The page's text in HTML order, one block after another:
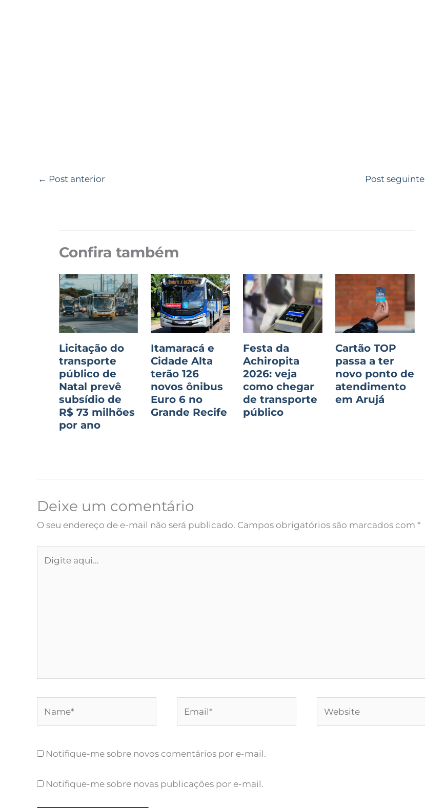
← Post anterior Post seguinte
Confira também
Licitação do
transporte
público de
Natal prevê
subsídio de
R$ 73 milhões
por ano
Itamaracá e
Cidade Alta
terão 126
novos ônibus
Euro 6 no
Grande Recife
Festa da
Achiropita
2026: veja
como chegar
de transporte
público
Cartão TOP
passa a ter
novo ponto de
atendimento
em Arujá
Deixe um comentário
O seu endereço de e-mail não será publicado. Campos obrigatórios são marcados com *
aqui...
Notifique-me sobre novos comentários por e-mail.
Notifique-me sobre novas publicações por e-mail.